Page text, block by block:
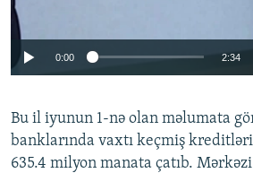
0:00 2:34
Bu il iyunun 1-nə olan məlumata
banklarında vaxtı keçmiş
635.4 milyon manata çatıb.